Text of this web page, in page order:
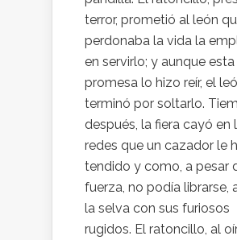
terror, prometió al león
perdonaba la vida la
en servirlo; y aunque esta
promesa lo hizo reír, el
terminó por soltarlo.
después, la fiera cayó en
redes que un cazador le
tendido y como, a pesar
fuerza, no podía librarse,
la selva con sus furiosos
rugidos. El ratoncillo, al